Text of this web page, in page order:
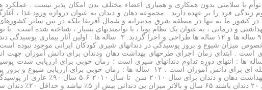
با سلامتی بدون همکاری و همیاری اعضاء مختلف بدن امکان پذیر نیست . عملکرد
زندگی فرد را بر عهده دارند . مجموعه دهان و دندان به عنوان دروازه ورود غذا ،
کشور ما نه تنها در منطقه شرق مدیترانه و شمال آفریقا بلکه در بین سایر
و درمانی ، به عنوان یک نظام پویا ، با توانمندیهای بسیار ، شناخته شده
ایرانی در چهار مقطع سنی ۳ ساله ها ، ۶ ساله ها ،‌۹ ساله ها و ۱۲ ساله
است . ابتدای زمان اجرای طرحهای بهداشت دهان ودندان برای دانش آموزان
در مقایسه های بین کشوری است . ۹ ساله ها : انتهای دوره تداوم دندانهای شیری است ؛ زمان خوبی
بهداشت دهان ودندان پس از اجرای طرحهای مداخله ای برای دانش آموزان است .